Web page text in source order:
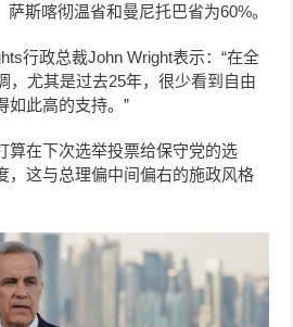
斯喀彻温省和曼尼托巴省为60%。
行政总裁John Wright表示：“在全
，尤其是过去25年，很少看到自由
如此高的支持。”
算在下次选举投票给保守党的选
，这与总理偏中间偏右的施政风格